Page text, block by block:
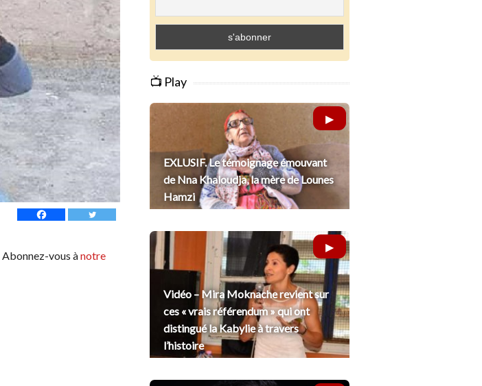
Abonnez-vous ànotre
📺 Play
EXLUSIF. Le témoignage émouvant
de Nna Khaloudja, la mère de Lounes
Hamzi
Vidéo – Mira Moknache revient sur
ces « vrais référendum » qui ont
distingué la Kabylie à travers
l’histoire